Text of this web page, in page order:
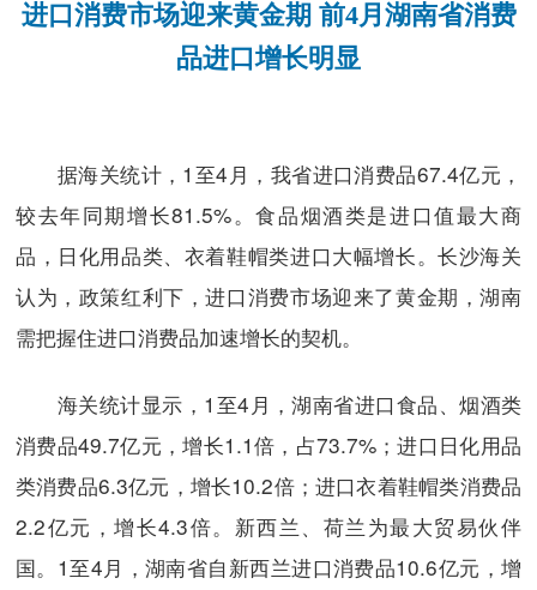
进口消费市场迎来黄金期 前4月湖南省消费
品进口增长明显
据海关统计，1至4月，我省进口消费品67.4亿元，
较去年同期增长81.5%。食品烟酒类是进口值最大商
品，日化用品类、衣着鞋帽类进口大幅增长。长沙海关
认为，政策红利下，进口消费市场迎来了黄金期，湖南
需把握住进口消费品加速增长的契机。
海关统计显示，1至4月，湖南省进口食品、烟酒类
消费品49.7亿元，增长1.1倍，占73.7%；进口日化用品
类消费品6.3亿元，增长10.2倍；进口衣着鞋帽类消费品
2.2亿元，增长4.3倍。新西兰、荷兰为最大贸易伙伴
国。1至4月，湖南省自新西兰进口消费品10.6亿元，增